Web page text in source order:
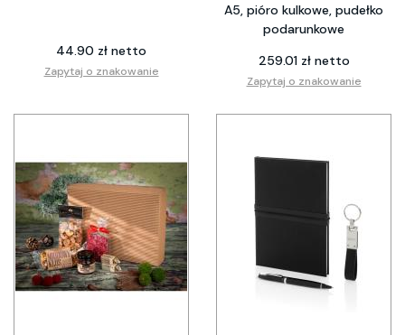
44.90 zł netto
Zapytaj o znakowanie
A5, pióro kulkowe, pudełko
podarunkowe
259.01 zł netto
Zapytaj o znakowanie